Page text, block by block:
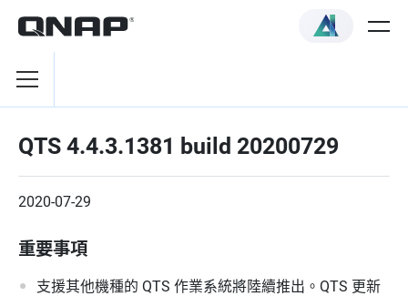
QTS 4.4.3.1381 build 20200729
2020-07-29
重要事項
支援其他機種的 QTS 作業系統將陸續推出。QTS 更新